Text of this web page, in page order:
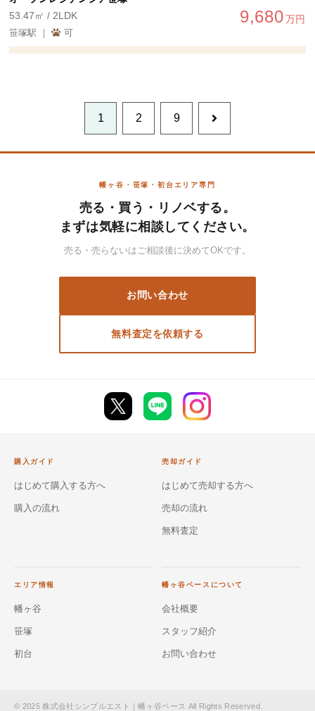
9,680万円
53.47㎡ / 2LDK
笹塚駅 ｜ 可
1 2 9 次
へ
幡ヶ谷・笹塚・初台エリア専門
売る・買う・リノベする。
まずは気軽に相談してください。
売る・売らないはご相談後に決めてOKです。
お問い合わせ
無料査定を依頼する
購入ガイド
はじめて購入する方へ
購入の流れ
売却ガイド
はじめて売却する方へ
売却の流れ
無料査定
エリア情報
幡ヶ谷
笹塚
初台
幡ヶ谷ベースについて
会社概要
スタッフ紹介
お問い合わせ
© 2025 株式会社シンプルエスト｜幡ヶ谷ベース All Rights Reserved.